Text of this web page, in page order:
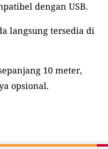
dengan USB.
langsung tersedia di
10 meter,
opsional.